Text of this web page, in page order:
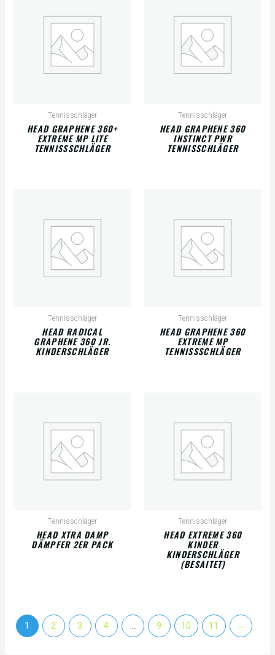
Tennisschläger
HEAD GRAPHENE 360+
EXTREME MP LITE
TENNISSSCHLÄGER
Tennisschläger
HEAD GRAPHENE 360
INSTINCT PWR
TENNISSCHLÄGER
Tennisschläger
HEAD RADICAL
GRAPHENE 360 JR.
KINDERSCHLÄGER
Tennisschläger
HEAD GRAPHENE 360
EXTREME MP
TENNISSSCHLÄGER
Tennisschläger
HEAD XTRA DAMP
DÄMPFER 2ER PACK
Tennisschläger
HEAD EXTREME 360
KINDER
KINDERSCHLÄGER
(BESAITET)
1 2 3 4 … 9 10 11 →